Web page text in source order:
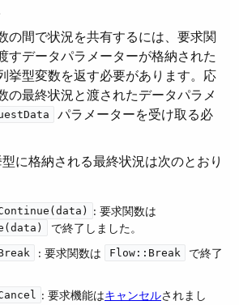
の間で状況を共有するには、要求関
すデータパラメーターが格納された
挙型変数を返す必要があります。応
の最終状況と渡されたデータパラメ
​ パラメーターを受け取る必
型に格納される最終状況は次のとおり
​: 要求関数は ​
​ で終了しました。
​ : 要求関数は ​ Flow::Break
​ で終了
​: 要求機能は​キャンセル​されまし